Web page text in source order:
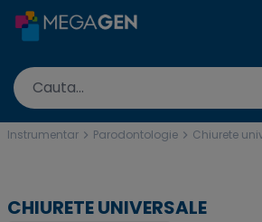
Instrumentar Parodontologie Chiurete
CHIURETE UNIVERSALE